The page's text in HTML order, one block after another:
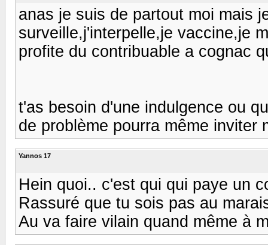
anas je suis de partout moi mais
surveille,j'interpelle,je vaccine,je
profite du contribuable a cognac
t'as besoin d'une indulgence ou
de problème pourra même inviter
Yannos 17
Hein quoi.. c'est qui qui paye un
Rassuré que tu sois pas au
Au va faire vilain quand même à